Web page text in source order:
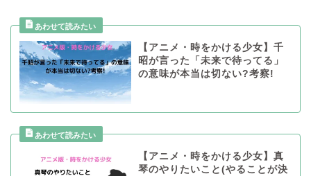
【アニメ・時をかける少女】千
昭が言った「未来で待ってる」
の意味が本当は切ない?考察!
【アニメ・時をかける少女】真
琴のやりたいこと(やることが決